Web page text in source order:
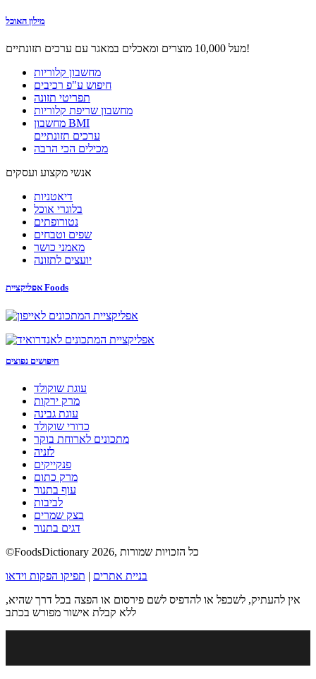
מילון האוכל
מעל 10,000 מוצרים ומאכלים במאגר עם ערכים תזונתיים!
מחשבון קלוריות
חיפוש ע"פ רכיבים
תפריטי תזונה
מחשבון שריפת קלוריות
מחשבון BMI
ערכים תזונתיים
מכילים הכי הרבה
אנשי מקצוע ועסקים
דיאטניות
בלוגרי אוכל
נטורופתים
שפים וטבחים
מאמני כושר
יועצים לתזונה
אפליקציית Foods
חיפושים נפוצים
עוגת שוקולד
מרק ירקות
עוגת גבינה
כדורי שוקולד
מתכונים לארוחת בוקר
לזניה
פנקייקים
מרק כתום
עוף בתנור
לביבות
בצק שמרים
דגים בתנור
©FoodsDictionary 2026, כל הזכויות שמורות
בניית אתרים | תפיקו הפקות וידאו
אין להעתיק, לשכפל או להדפיס לשם פירסום או הפצה בכל דרך שהיא,
ללא קבלת אישור מפורש בכתב